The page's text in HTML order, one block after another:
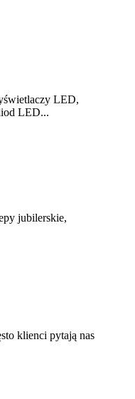
LED,
LED...
jubilerskie,
klienci pytają nas